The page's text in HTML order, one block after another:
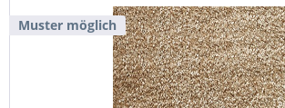
Muster möglich